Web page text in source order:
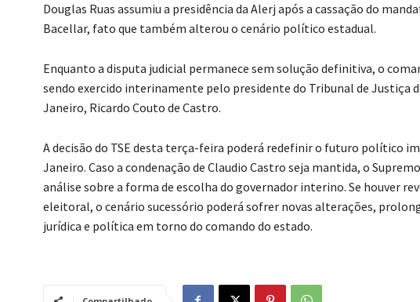
Douglas Ruas assumiu a presidência da Alerj após a cassação do
Bacellar, fato que também alterou o cenário político estadual.
Enquanto a disputa judicial permanece sem solução definitiva, o
sendo exercido interinamente pelo presidente do Tribunal de Justiça
Janeiro, Ricardo Couto de Castro.
A decisão do TSE desta terça-feira poderá redefinir o futuro político
Janeiro. Caso a condenação de Claudio Castro seja mantida, o
análise sobre a forma de escolha do governador interino. Se houver
eleitoral, o cenário sucessório poderá sofrer novas alterações,
jurídica e política em torno do comando do estado.